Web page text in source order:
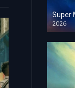
Super
2026
HD